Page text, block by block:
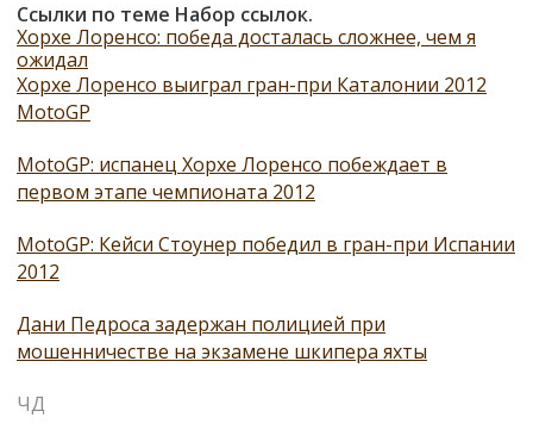
Ссылки по теме Набор ссылок.
Хорхе Лоренсо: победа досталась сложнее, чем я
ожидал
Хорхе Лоренсо выиграл гран-при Каталонии 2012
MotoGP
MotoGP: испанец Хорхе Лоренсо побеждает в
первом этапе чемпионата 2012
MotoGP: Кейси Стоунер победил в гран-при Испании
2012
Дани Педроса задержан полицией при
мошенничестве на экзамене шкипера яхты
ЧД